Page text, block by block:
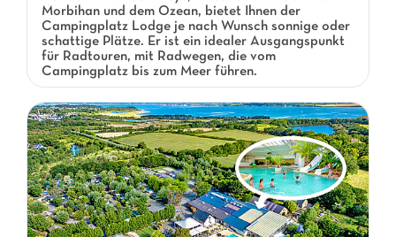
Morbihan und dem Ozean, bietet Ihnen der
Campingplatz Lodge je nach Wunsch sonnige oder
schattige Plätze. Er ist ein idealer Ausgangspunkt
für Radtouren, mit Radwegen, die vom
Campingplatz bis zum Meer führen.